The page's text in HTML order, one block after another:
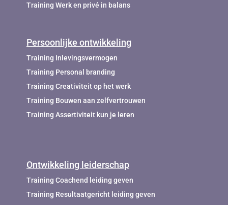
Training Werk en privé in balans
Persoonlijke ontwikkeling
Training Inlevingsvermogen
Training Personal branding
Training Creativiteit op het werk
Training Bouwen aan zelfvertrouwen
Training Assertiviteit kun je leren
Ontwikkeling leiderschap
Training Coachend leiding geven
Training Resultaatgericht leiding geven